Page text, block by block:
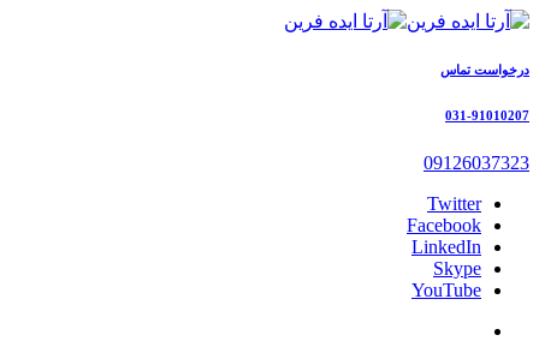
درخواست تماس
031-91010207
09126037323
Twitter
Facebook
LinkedIn
Skype
YouTube